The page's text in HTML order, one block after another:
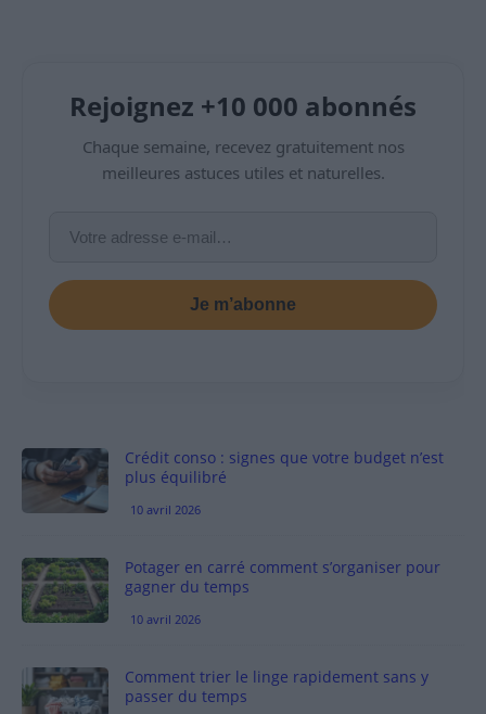
Rejoignez +10 000 abonnés
Chaque semaine, recevez gratuitement nos
meilleures astuces utiles et naturelles.
Je m’abonne
Crédit conso : signes que votre budget n’est
plus équilibré
10 avril 2026
Potager en carré comment s’organiser pour
gagner du temps
10 avril 2026
Comment trier le linge rapidement sans y
passer du temps